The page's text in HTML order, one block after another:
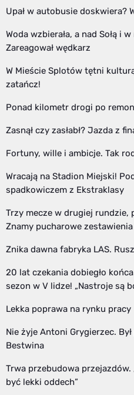
Upał w autobusie doskwiera?
Woda wzbierała, a nad Sołą i
Zareagował wędkarz
W Mieście Splotów tętni
zatańcz!
Ponad kilometr drogi po
Zasnął czy zasłabł? Jazda z
Fortuny, wille i ambicje. Tak
Wracają na Stadion Miejski!
spadkowiczem z Ekstraklasy
Trzy mecze w drugiej rundzie,
Znamy pucharowe zestawienia
Znika dawna fabryka LAS.
20 lat czekania dobiegło
sezon w V lidze! „Nastroje są
Lekka poprawa na rynku pracy
Nie żyje Antoni Grygierzec.
Bestwina
Trwa przebudowa
być lekki oddech”